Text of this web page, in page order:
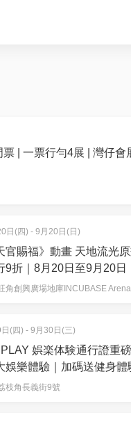
| 一票行勻4展 | 灣仔會
日(四) - 9月20日(日)
官賜福》動畫 天地流光
9折｜8月20日至9月20
角創興廣場地庫INCUBASE
(四) - 9月30日(三)
娯楽体験通行證重
娛樂體驗｜加碼送健身
｜荔枝角 D2 Place
枝角長義街9號